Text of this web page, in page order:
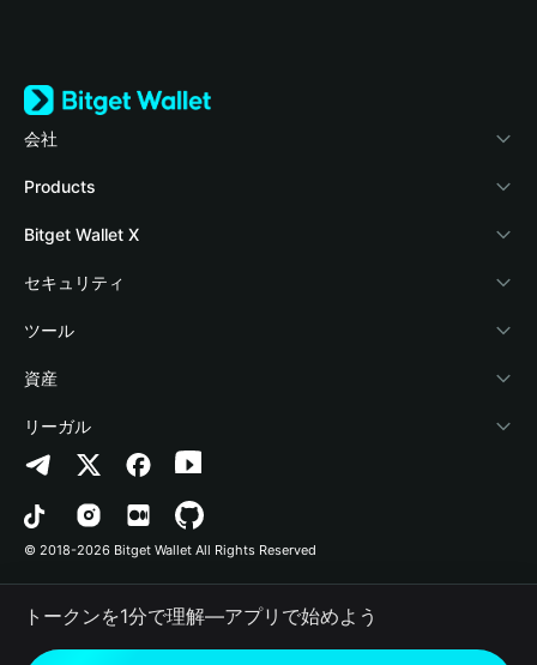
会社
Bitget Walletについて
ブログ
アカデミー
暗号資産ニュース
Help Center
お問い合わせ
ブランドリソース
キャリア
Products
Crypto Card
Stablecoin Earn
Payfi Crypto
Crypto Swap API
Altcoin Season Index
Prediction Markets
DApp
RWA
Bitget Wallet X
デベロッパー
ウォレットを接続
Bitget Wallet Pay
プロジェクトを掲載
セキュリティ
保護基金
セキュリティ技術
ツール
暗号資産を購入
認証検出
コントラクト検出
一括送金
資産
Arbitrum
Avalanche
Bitcoin
Polygon
リーガル
プライバシーポリシー
利用規約
© 2018-2026 Bitget Wallet All Rights Reserved
トークンを1分で理解―アプリで始めよう